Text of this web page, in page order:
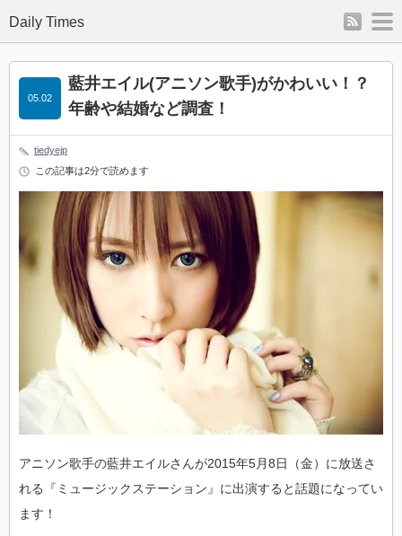
Daily Times rss
藍井エイル(アニソン歌手)がかわいい！？
年齢や結婚など調査！
05.02
tiedyejp
この記事は2分で読めます
アニソン歌手の藍井エイルさんが2015年5月8日（金）に放送さ
れる『ミュージックステーション』に出演すると話題になってい
ます！